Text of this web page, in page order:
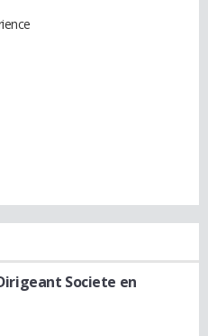
Societe en